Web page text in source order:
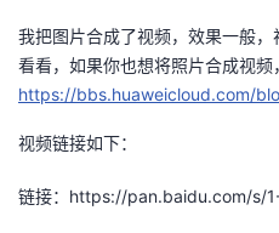
我把图片合成了视频，效果一般
看看，如果你也想将照片合成视频
https://bbs.huaweicloud.com/
视频链接如下：
链接：https://pan.baidu.com/s/